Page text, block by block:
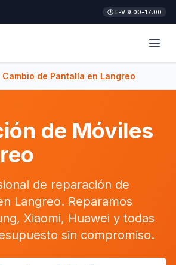
🕐 L-V 9:00-17:00
Cambio de Pantalla en Langreo
de Móviles
de reparación de
Langreo. Reparamos
Xiaomi, Huawei y todas
sin compromiso.